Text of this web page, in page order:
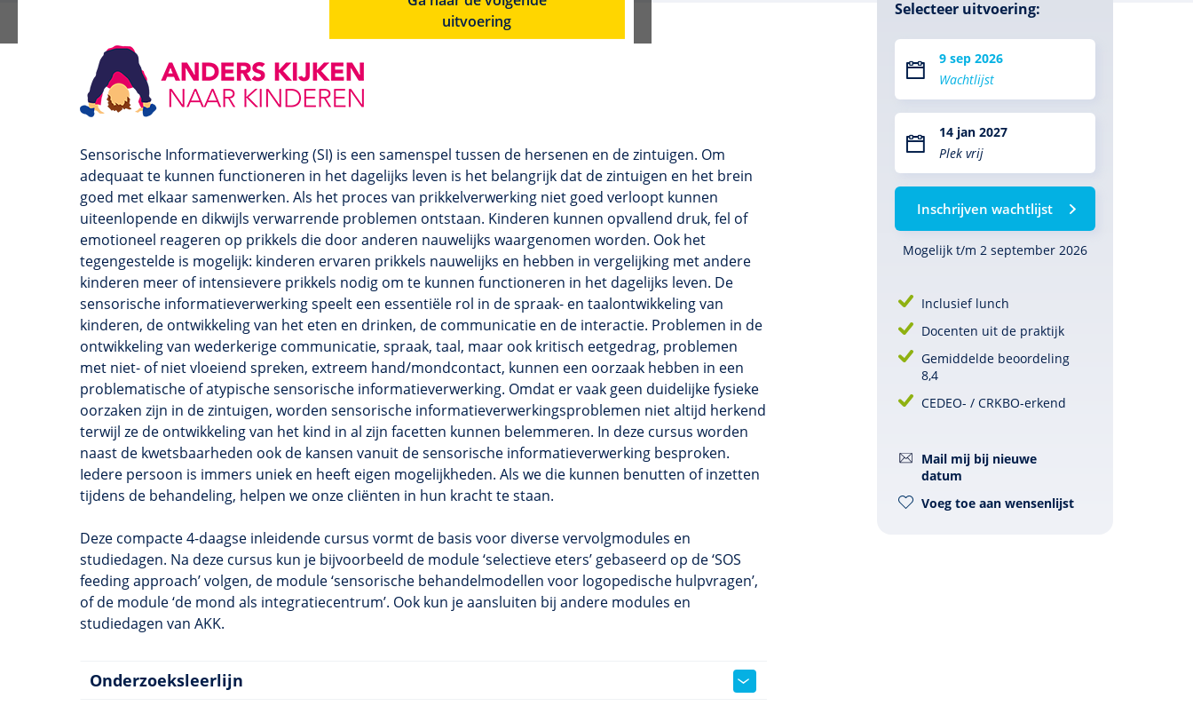
uitvoering
Selecteer uitvoering:
9 sep 2026
Wachtlijst
14 jan 2027
Plek vrij
Inschrijven wachtlijst
Mogelijk t/m 2 september 2026
Inclusief lunch
Docenten uit de praktijk
Gemiddelde beoordeling
8,4
CEDEO- / CRKBO-erkend
Mail mij bij nieuwe
datum
Voeg toe aan wensenlijst
Sensorische Informatieverwerking (SI) is een samenspel tussen de hersenen en de zintuigen. Om
adequaat te kunnen functioneren in het dagelijks leven is het belangrijk dat de zintuigen en het brein
goed met elkaar samenwerken. Als het proces van prikkelverwerking niet goed verloopt kunnen
uiteenlopende en dikwijls verwarrende problemen ontstaan. Kinderen kunnen opvallend druk, fel of
emotioneel reageren op prikkels die door anderen nauwelijks waargenomen worden. Ook het
tegengestelde is mogelijk: kinderen ervaren prikkels nauwelijks en hebben in vergelijking met andere
kinderen meer of intensievere prikkels nodig om te kunnen functioneren in het dagelijks leven. De
sensorische informatieverwerking speelt een essentiële rol in de spraak- en taalontwikkeling van
kinderen, de ontwikkeling van het eten en drinken, de communicatie en de interactie. Problemen in de
ontwikkeling van wederkerige communicatie, spraak, taal, maar ook kritisch eetgedrag, problemen
met niet- of niet vloeiend spreken, extreem hand/mondcontact, kunnen een oorzaak hebben in een
problematische of atypische sensorische informatieverwerking. Omdat er vaak geen duidelijke fysieke
oorzaken zijn in de zintuigen, worden sensorische informatieverwerkingsproblemen niet altijd herkend
terwijl ze de ontwikkeling van het kind in al zijn facetten kunnen belemmeren. In deze cursus worden
naast de kwetsbaarheden ook de kansen vanuit de sensorische informatieverwerking besproken.
Iedere persoon is immers uniek en heeft eigen mogelijkheden. Als we die kunnen benutten of inzetten
tijdens de behandeling, helpen we onze cliënten in hun kracht te staan.
Deze compacte 4-daagse inleidende cursus vormt de basis voor diverse vervolgmodules en
studiedagen. Na deze cursus kun je bijvoorbeeld de module ‘selectieve eters’ gebaseerd op de ‘SOS
feeding approach’ volgen, de module ‘sensorische behandelmodellen voor logopedische hulpvragen’,
of de module ‘de mond als integratiecentrum’. Ook kun je aansluiten bij andere modules en
studiedagen van AKK.
Onderzoeksleerlijn